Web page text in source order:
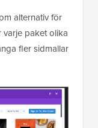
alternativ för
varje paket olika
fler sidmallar